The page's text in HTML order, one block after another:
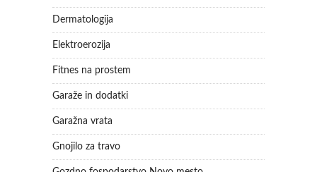
Dermatologija
Elektroerozija
Fitnes na prostem
Garaže in dodatki
Garažna vrata
Gnojilo za travo